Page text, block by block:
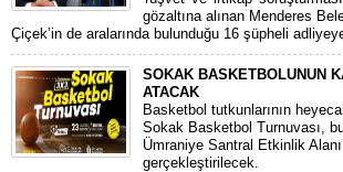
gözaltına alınan Menderes
Çiçek’in de aralarında bulunduğu 16 şüpheli
SOKAK BASKETBOLUNUN
ATACAK
Basketbol tutkunlarının
Sokak Basketbol Turnuvası,
Ümraniye Santral Etkinlik
gerçekleştirilecek.